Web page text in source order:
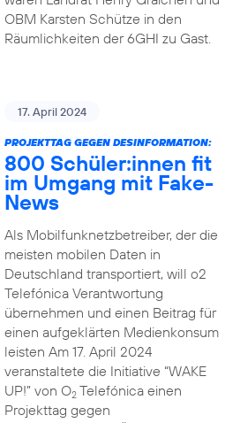
OBM Karsten Schütze in den
Räumlichkeiten der 6GHI zu Gast.
17. April 2024
PROJEKTTAG GEGEN DESINFORMATION:
800 Schüler:innen fit
im Umgang mit Fake-
News
Als Mobilfunknetzbetreiber, der die
meisten mobilen Daten in
Deutschland transportiert, will o2
Telefónica Verantwortung
übernehmen und einen Beitrag für
einen aufgeklärten Medienkonsum
leisten Am 17. April 2024
veranstaltete die Initiative “WAKE
UP!” von O2Telefónica einen
Projekttag gegen